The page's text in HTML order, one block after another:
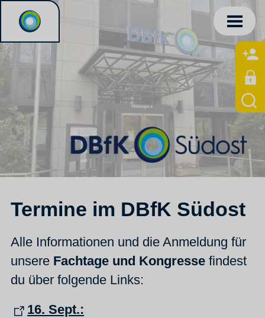
Termine im DBfK Südost
Alle Informationen und die Anmeldung für
unsere Fachtage und Kongresse findest
du über folgende Links:
16. Sept.: